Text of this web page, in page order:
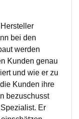
bei den
werden
Kunden genau
und wie er zu
Kunden ihre
bezuschusst
Er